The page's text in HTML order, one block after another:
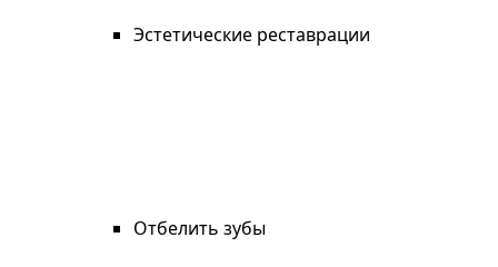
Эстетические реставрации
Отбелить зубы